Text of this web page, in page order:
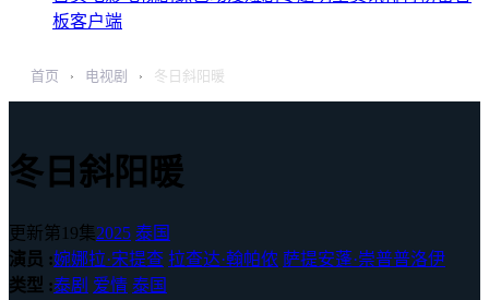
板客户端
首页 › 电视剧 › 冬日斜阳暖
冬日斜阳暖
更新第19集2025 泰国
演员 :婉娜拉·宋提查 拉查达·翰帕侬 萨提安蓬·崇普普洛伊
类型 :泰剧 爱情 泰国